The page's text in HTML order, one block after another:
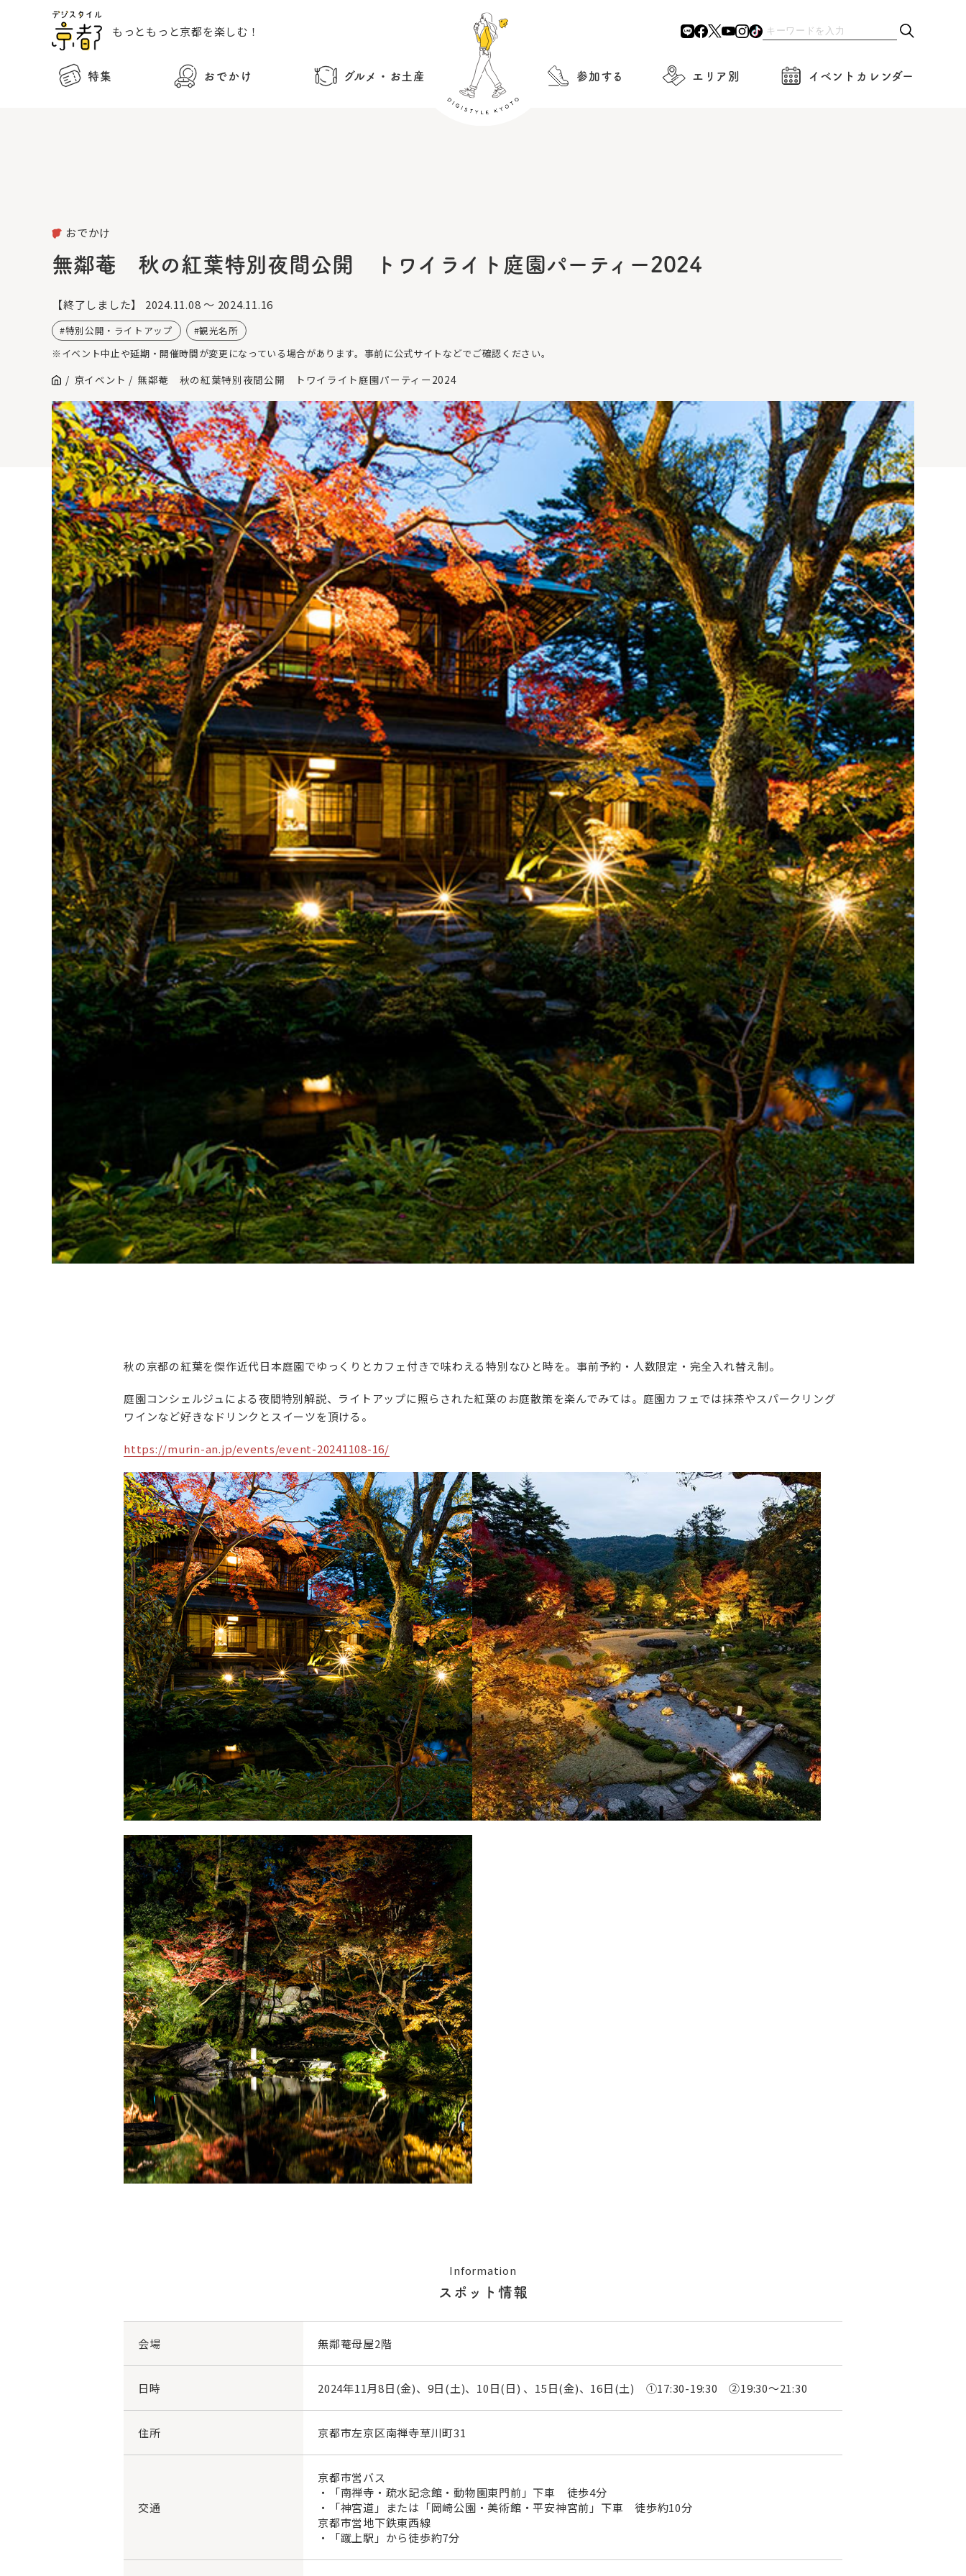
もっともっと京都を楽しむ！
特集 おでかけ グルメ・お土産 参加する エリア別 イベントカレンダー
おでかけ
無鄰菴 秋の紅葉特別夜間公開 トワイライト庭園パーティー2024
【終了しました】 2024.11.08 ～ 2024.11.16
特別公開・ライトアップ
観光名所
※イベント中止や延期・開催時間が変更になっている場合があります。事前に公式サイトなどでご確認ください。
京イベント 無鄰菴 秋の紅葉特別夜間公開 トワイライト庭園パーティー2024
秋の京都の紅葉を傑作近代日本庭園でゆっくりとカフェ付きで味わえる特別なひと時を。事前予約・人数限定・完全入れ替え制。
庭園コンシェルジュによる夜間特別解説、ライトアップに照らされた紅葉のお庭散策を楽んでみては。庭園カフェでは抹茶やスパークリング
ワインなど好きなドリンクとスイーツを頂ける。
https://murin-an.jp/events/event-20241108-16/
Information
スポット情報
会場 無鄰菴母屋2階
日時 2024年11月8日(金)、9日(土)、10日(日) 、15日(金)、16日(土) ①17:30-19:30 ②19:30～21:30
住所 京都市左京区南禅寺草川町31
交通
京都市営バス
・「南禅寺・疏水記念館・動物園東門前」下車 徒歩4分
・「神宮道」または「岡崎公園・美術館・平安神宮前」下車 徒歩約10分
京都市営地下鉄東西線
・「蹴上駅」から徒歩約7分